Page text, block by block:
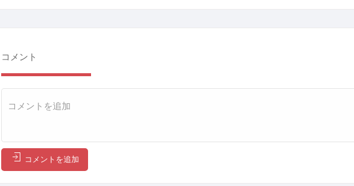
コメント
コメントを追加